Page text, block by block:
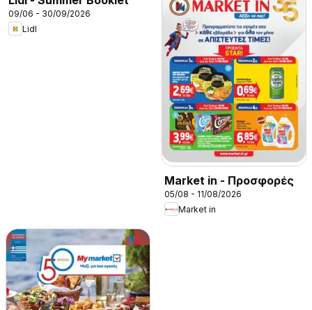
09/06 - 30/09/2026
Lidl
Market in - Προσφορές
05/08 - 11/08/2026
Market in